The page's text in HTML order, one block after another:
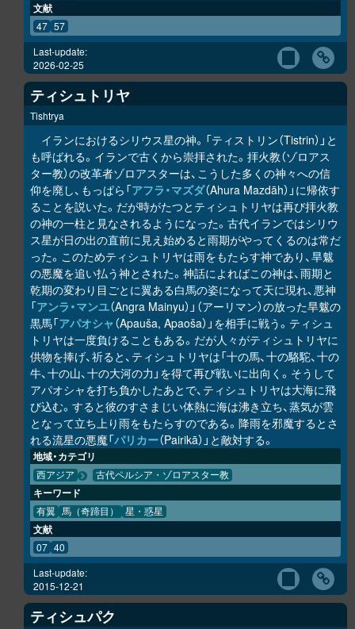
文献
47 57
Last-update:
2026-02-25
ティシュトリヤ
Tishtrya
イランにおけるシリウス星の神。「ティストリン（Tistrin）」と
も呼ばれる。イランで古くから崇拝された。拝火教（ゾロアス
ター教）の改革者ゾロアスターは、こうした多くの神々への信
仰を廃し、もっぱら「アフラ・マズダ（Ahura Mazdāh）」に帰依す
ることを説いた。だが時がたつとティシュトリヤは再び拝火教
の神の一柱と見なされるようになった。古代イランではシリウ
ス星が日の出の直前に見え始めると雨期がやってくるのは常だ
った。このためティシュトリヤは雨をもたらす神であり、旱魃
の悪魔を追い払う神とされた。神話によればこの神は、雨期と
乾期の変わり目ごとに翼ある白馬の姿になって天に現れ、悪神
「アンラ・マンユ（Angra Mainyu）」（アーリマン）の放った旱魃の
黒馬「アパオシャ（Apauša, Apaoša）」を相手に戦う。ティシュ
トリヤは一度負けることもある。だが人々がティシュトリヤに
供物を捧げ、祈ると、ティシュトリヤは「十の馬、十の駱駝、十の
牛、十の山、十の大河の力」を得て再び戦いに出向く。そうして
アパオシャを打ち負かしたあとで、ティシュトリヤは大海に飛
び込む。すると彼のすさまじい体熱に海は沸き立ち、蒸気が雲
となって立ち上り雨をもたらすのである。降雨を邪魔するとさ
れる流星の悪魔「パリカー（Pairikā）」と敵対する。
地域・カテゴリ
西アジア 古代ペルシア・ゾロアスター教
キーワード
有翼 馬（奇蹄目） 星・惑星
文献
07 40
Last-update:
2015-12-21
ティシュパク